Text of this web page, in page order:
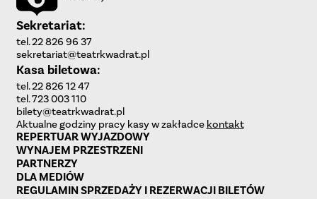
Sekretariat:
tel. 22 826 96 37
sekretariat@teatrkwadrat.pl
Kasa biletowa:
tel. 22 826 12 47
tel. 723 003 110
bilety@teatrkwadrat.pl
Aktualne godziny pracy kasy w zakładce kontakt
REPERTUAR WYJAZDOWY
WYNAJEM PRZESTRZENI
PARTNERZY
DLA MEDIÓW
REGULAMIN SPRZEDAŻY I REZERWACJI BILETÓW